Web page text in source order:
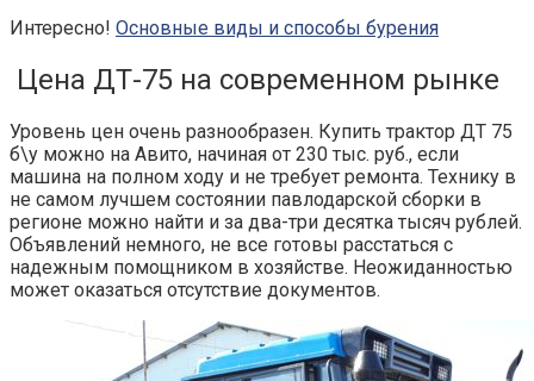
Интересно! Основные виды и способы бурения
Цена ДТ-75 на современном рынке
Уровень цен очень разнообразен. Купить трактор ДТ 75
б\у можно на Авито, начиная от 230 тыс. руб., если
машина на полном ходу и не требует ремонта. Технику в
не самом лучшем состоянии павлодарской сборки в
регионе можно найти и за два-три десятка тысяч рублей.
Объявлений немного, не все готовы расстаться с
надежным помощником в хозяйстве. Неожиданностью
может оказаться отсутствие документов.